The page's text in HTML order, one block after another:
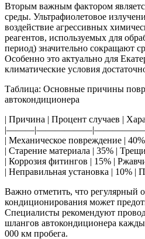
Вторым важным фактором
среды. Ультрафиолетовое
воздействие агрессивных
реагентов, используемых для
период) значительно сокращают
Особенно это актуально для
климатические условия
Таблица: Основные причины
автокондиционера
| Причина | Процент случаев |
| Механическое повреждение |
| Старение материала | 35% |
| Коррозия фитингов | 15% |
| Неправильная установка | 10% |
Важно отметить, что регулярный
кондиционирования может
Специалисты рекомендуют
шлангов автокондиционера
000 км пробега.